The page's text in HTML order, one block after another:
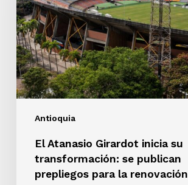
Antioquia
su
transformación:
se
publican
prepliegos
para
la
El Atanasio Girardot inicia su
transformación: se publican
prepliegos para la renovación